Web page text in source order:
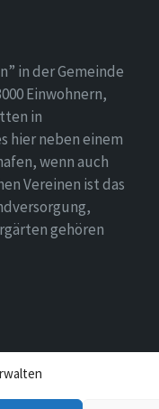
in der Gemeinde
Einwohnern,
in
hier neben einem
wenn auch
Vereinen ist das
gehören